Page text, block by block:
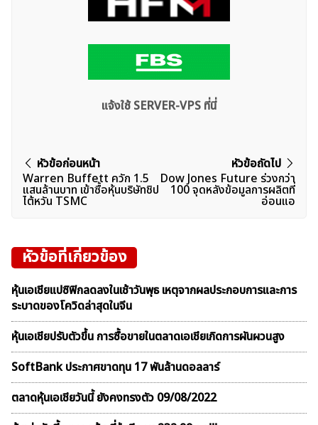
แจ้งใช้ SERVER-VPS ที่นี่
แนะแนว
เรื่อง
หัวข้อก่อนหน้า
Warren Buffett ควัก 1.5
แสนล้านบาท เข้าซื้อหุ้นบริษัทชิป
ไต้หวัน TSMC
หัวข้อถัดไป
Dow Jones Future ร่วงกว่า
100 จุดหลังข้อมูลการผลิตที่
อ่อนแอ
หัวข้อที่เกี่ยวข้อง
หุ้นเอเชียแปซิฟิกลดลงในเช้าวันพุธ เหตุจากผลประกอบการและการ
ระบาดของโควิดล่าสุดในจีน
หุ้นเอเชียปรับตัวขึ้น การซื้อขายในตลาดเอเชียเกิดการผันผวนสูง
SoftBank ประกาศขาดทุน 17 พันล้านดอลลาร์
ตลาดหุ้นเอเชียวันนี้ ยังคงทรงตัว 09/08/2022